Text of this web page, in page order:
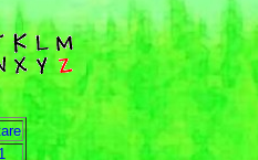
1